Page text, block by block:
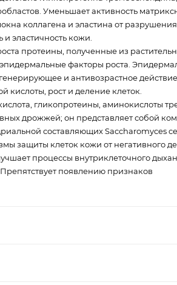
Уменьшает активность
коллагена и эластина от разрушения.
эластичность кожи.
протеины, полученные из
факторы роста.
и антивозрастное действие,
кислоты, рост и деление клеток.
гликопротеины, аминокислоты
дрожжей; он представляет собой
составляющих Saccharomyces
защиты клеток кожи от негативного
процессы внутриклеточного
появлению признаков